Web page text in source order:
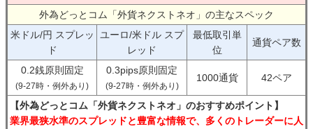
外為どっとコム「外貨ネクストネオ」の主なスペック
米ドル/円 スプレッ
ド
ユーロ/米ドル スプ
レッド
最低取引単
位
通貨ペア数
0.2銭原則固定
(9-27時・例外あり)
0.3pips原則固定
(9-27時・例外あり)
1000通貨 42ペア
【外為どっとコム「外貨ネクストネオ」のおすすめポイント】
業界最狭水準のスプレッドと豊富な情報で、多くのトレーダーに人